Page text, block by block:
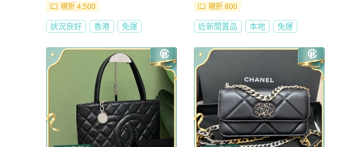
現折 4,500
狀況良好 香港 免運
現折 800
近新閒置品 本地 免運